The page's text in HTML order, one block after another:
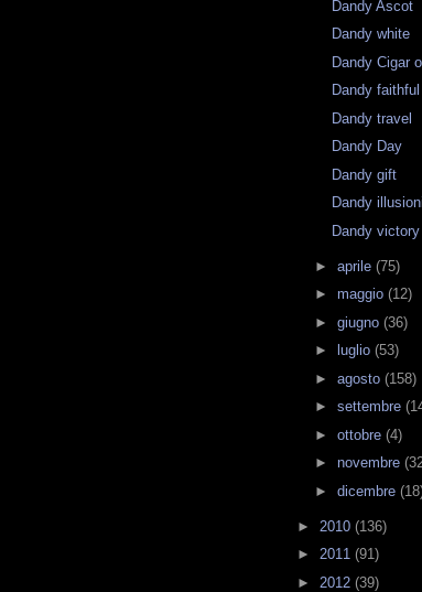
Dandy Ascot
Dandy white
Dandy Cigar
Dandy faithful
Dandy travel
Dandy Day
Dandy gift
Dandy
Dandy victory
► aprile (75)
► maggio (12)
► giugno (36)
►
luglio (53)
► agosto (158)
► settembre
► ottobre (4)
► novembre
► dicembre
► 2010 (136)
► 2011 (91)
► 2012 (39)